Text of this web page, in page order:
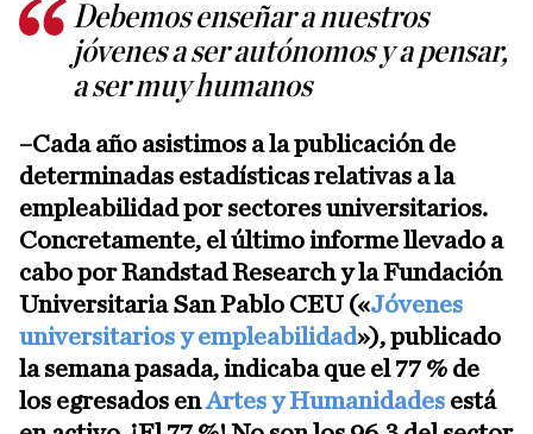
Debemos enseñar a nuestros
jóvenes a ser autónomos y a pensar,
a ser muy humanos
–Cada año asistimos a la publicación de
determinadas estadísticas relativas a la
empleabilidad por sectores universitarios.
Concretamente, el último informe llevado a
cabo por Randstad Research y la Fundación
Universitaria San Pablo CEU («Jóvenes
universitarios y empleabilidad»), publicado
la semana pasada, indicaba que el 77 % de
los egresados enArtes y Humanidades está